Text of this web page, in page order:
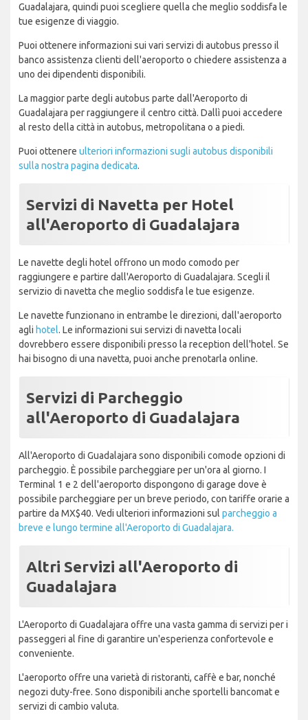
Guadalajara, quindi puoi scegliere quella che meglio soddisfa le
tue esigenze di viaggio.
Puoi ottenere informazioni sui vari servizi di autobus presso il
banco assistenza clienti dell'aeroporto o chiedere assistenza a
uno dei dipendenti disponibili.
La maggior parte degli autobus parte dall'Aeroporto di
Guadalajara per raggiungere il centro città. Dallì puoi accedere
al resto della città in autobus, metropolitana o a piedi.
Puoi ottenere ulteriori informazioni sugli autobus disponibili
sulla nostra pagina dedicata.
Servizi di Navetta per Hotel
all'Aeroporto di Guadalajara
Le navette degli hotel offrono un modo comodo per
raggiungere e partire dall'Aeroporto di Guadalajara. Scegli il
servizio di navetta che meglio soddisfa le tue esigenze.
Le navette funzionano in entrambe le direzioni, dall'aeroporto
agli hotel. Le informazioni sui servizi di navetta locali
dovrebbero essere disponibili presso la reception dell'hotel. Se
hai bisogno di una navetta, puoi anche prenotarla online.
Servizi di Parcheggio
all'Aeroporto di Guadalajara
All'Aeroporto di Guadalajara sono disponibili comode opzioni di
parcheggio. È possibile parcheggiare per un'ora al giorno. I
Terminal 1 e 2 dell'aeroporto dispongono di garage dove è
possibile parcheggiare per un breve periodo, con tariffe orarie a
partire da MX$40. Vedi ulteriori informazioni sul parcheggio a
breve e lungo termine all'Aeroporto di Guadalajara.
Altri Servizi all'Aeroporto di
Guadalajara
L'Aeroporto di Guadalajara offre una vasta gamma di servizi per i
passeggeri al fine di garantire un'esperienza confortevole e
conveniente.
L'aeroporto offre una varietà di ristoranti, caffè e bar, nonché
negozi duty-free. Sono disponibili anche sportelli bancomat e
servizi di cambio valuta.